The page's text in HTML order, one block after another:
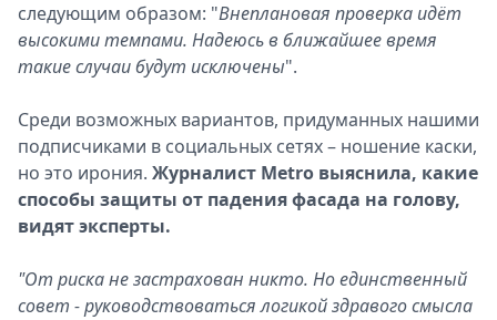
следующим образом: "Внеплановая проверка идёт
высокими темпами. Надеюсь в ближайшее время
такие случаи будут исключены".
Среди возможных вариантов, придуманных нашими
подписчиками в социальных сетях – ношение каски,
но это ирония. Журналист Metro выяснила, какие
способы защиты от падения фасада на голову,
видят эксперты.
"От риска не застрахован никто. Но единственный
совет - руководствоваться логикой здравого смысла